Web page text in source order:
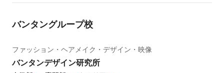
バンタングループ校
ファッション・ヘアメイク・デザイン・映像
バンタンデザイン研究所